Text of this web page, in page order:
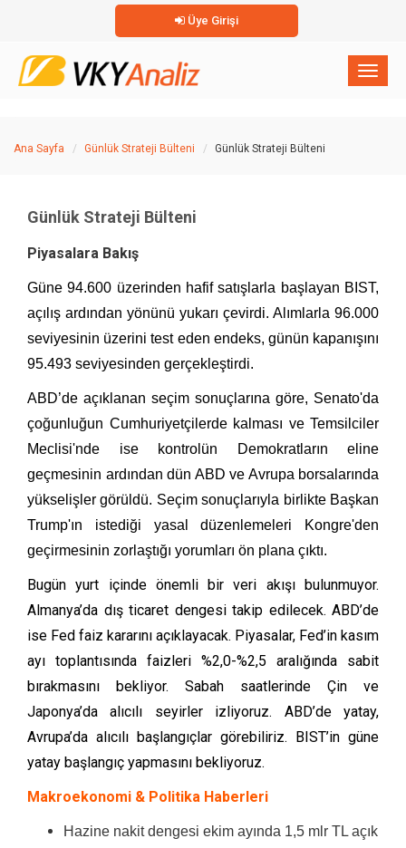
Üye Girişi
×
Ana Sayfa Günlük Strateji Bülteni Günlük Strateji Bülteni
Günlük Strateji Bülteni
Piyasalara Bakış
Güne 94.600 üzerinden hafif satışlarla başlayan BIST,
açılış ardından yönünü yukarı çevirdi. Alımlarla 96.000
seviyesinin üzerini test eden endeks, günün kapanışını
95.493 seviyesinden gerçekleştirdi.
ABD’de açıklanan seçim sonuçlarına göre, Senato'da
çoğunluğun Cumhuriyetçilerde kalması ve Temsilciler
Meclisi'nde ise kontrolün Demokratların eline
geçmesinin ardından dün ABD ve Avrupa borsalarında
yükselişler görüldü. Seçim sonuçlarıyla birlikte Başkan
Trump'ın istediği yasal düzenlemeleri Kongre'den
geçirmesinin zorlaştığı yorumları ön plana çıktı.
Bugün yurt içinde önemli bir veri akışı bulunmuyor.
Almanya’da dış ticaret dengesi takip edilecek. ABD’de
ise Fed faiz kararını açıklayacak. Piyasalar, Fed’in kasım
ayı toplantısında faizleri %2,0-%2,5 aralığında sabit
bırakmasını bekliyor. Sabah saatlerinde Çin ve
Japonya’da alıcılı seyirler izliyoruz. ABD’de yatay,
Avrupa’da alıcılı başlangıçlar görebiliriz. BIST’in güne
yatay başlangıç yapmasını bekliyoruz.
Makroekonomi & Politika Haberleri
Hazine nakit dengesi ekim ayında 1,5 mlr TL açık